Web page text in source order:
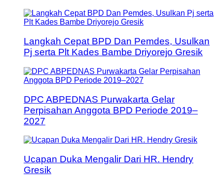
Langkah Cepat BPD Dan Pemdes, Usulkan
Pj serta Plt Kades Bambe Driyorejo Gresik
DPC ABPEDNAS Purwakarta Gelar
Perpisahan Anggota BPD Periode 2019–
2027
Ucapan Duka Mengalir Dari HR. Hendry
Gresik